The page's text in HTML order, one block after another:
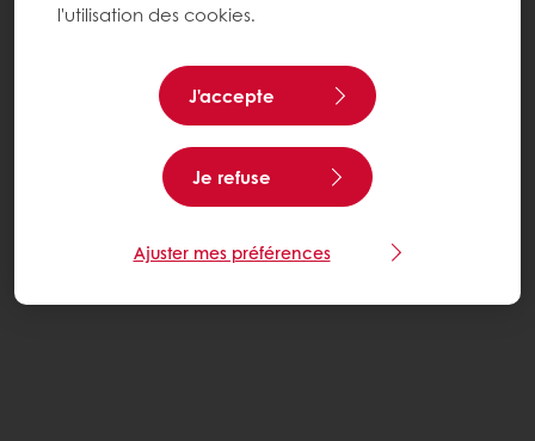
l'utilisation des cookies.
J'accepte
Je refuse
Ajuster mes préférences